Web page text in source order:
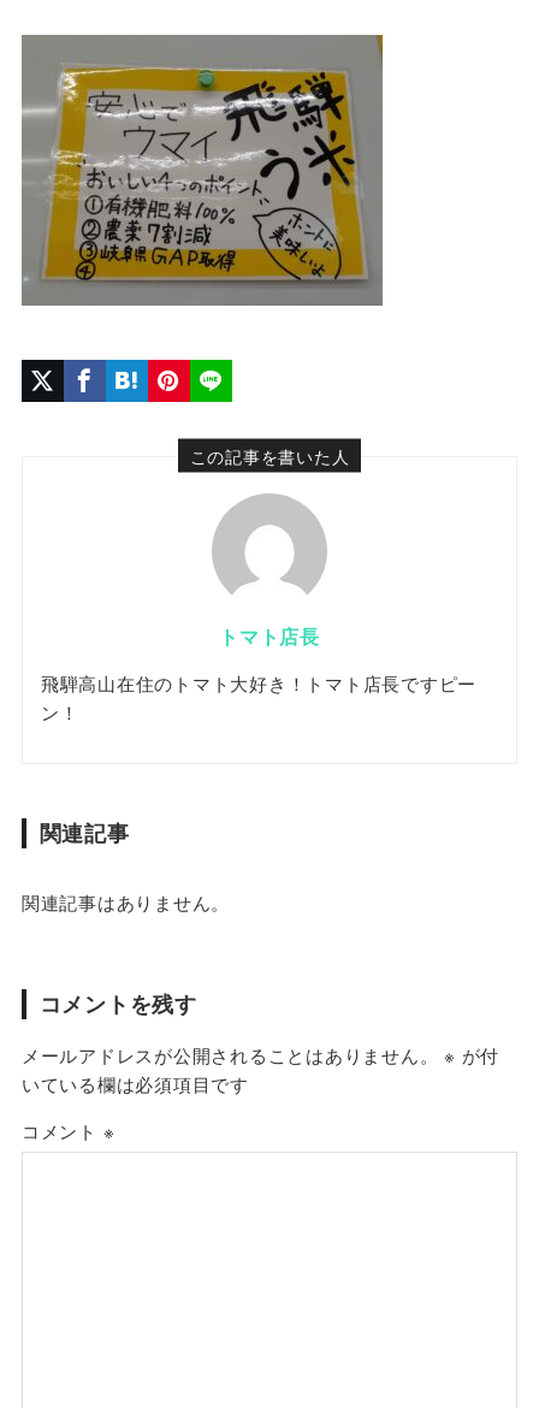
この記事を書いた人
トマト店長
飛騨高山在住のトマト大好き！トマト店長ですピー
ン！
関連記事
関連記事はありません。
コメントを残す
メールアドレスが公開されることはありません。 ※ が付
いている欄は必須項目です
コメント ※